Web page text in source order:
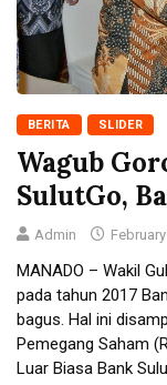
BERITA SLIDER
Wagub
SulutGo,
Admin
MANADO – Wakil
pada tahun 2017
bagus. Hal ini
Pemegang Saham
Luar Biasa Bank